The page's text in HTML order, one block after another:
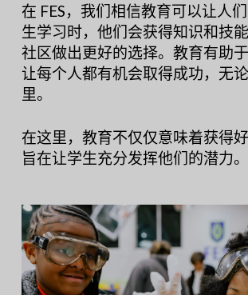
在 FES，我们相信教育可以让人
生学习时，他们会获得知识和技
社区做出更好的选择。教育有助于
让每个人都有机会取得成功，无
里。
在这里，教育不仅仅意味着获得
旨在让学生充分发挥他们的潜力。